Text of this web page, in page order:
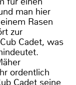
man hier
Rasen
zur
Cadet, was
ordentlich